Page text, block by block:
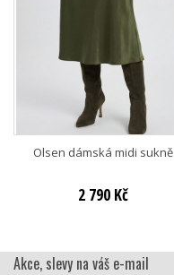
Olsen dámská midi sukně
2 790 Kč
Akce, slevy na váš e-mail